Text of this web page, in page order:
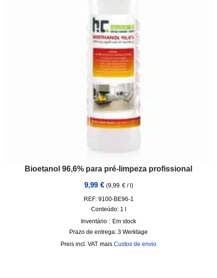
Bioetanol 96,6% para pré-limpeza profissional
9,99 € (9,99 €/l)
REF: 9100-BE96-1
Conteúdo: 1
Inventário : Em stock
Prazo de entrega: 3 Werktage
incl. VAT mais Custos de envio